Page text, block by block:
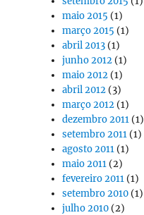
maio 2015 (1)
março 2015 (1)
abril 2013 (1)
junho 2012 (1)
maio 2012 (1)
abril 2012 (3)
março 2012 (1)
dezembro 2011 (1)
setembro 2011 (1)
agosto 2011 (1)
maio 2011 (2)
fevereiro 2011 (1)
setembro 2010 (1)
julho 2010 (2)